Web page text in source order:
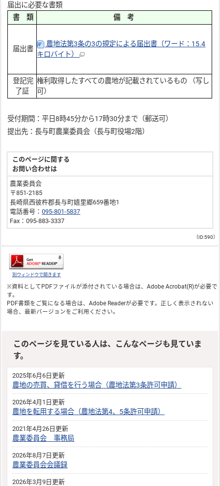
届出に必要な書類
書 類
備 考
届出書
農地法第3条の3の規定による届出書（ワード：15.4
キロバイト）
登記完
了証
権利取得したすべての農地が記載されているもの （写し
可）
受付期間：平日8時45分から17時30分まで（郵送可）
提出先：長与町農業委員会（長与町役場2階）
このページに関する
お問い合わせは
農業委員会
〒851-2185
長崎県西彼杵郡長与町嬉里郷659番地1
電話番号：095-801-5837
Fax：095-883-3337
（ID:590）
別ウィンドウで開きます
※資料としてPDFファイルが添付されている場合は、Adobe Acrobat(R)が必要で
す。
PDF書類をご覧になる場合は、Adobe Readerが必要です。正しく表示されない
場合、最新バージョンをご利用ください。
このページを見ている人は、こんなページも見ていま
す。
2025年6月6日更新
農地の売買、貸借を行う場合（農地法第3条許可申請）
2026年4月1日更新
農地を転用する場合（農地法第4、5条許可申請）
2021年4月26日更新
農業委員会 事務局
2026年8月7日更新
農業委員会会議録
2026年3月9日更新